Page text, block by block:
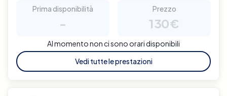
Prima disponibilità
-
Prezzo
130€
Al momento non ci sono orari disponibili
Vedi tutte le prestazioni